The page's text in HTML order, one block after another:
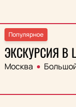
Популярное
ЭКСКУРСИЯ В
Москва